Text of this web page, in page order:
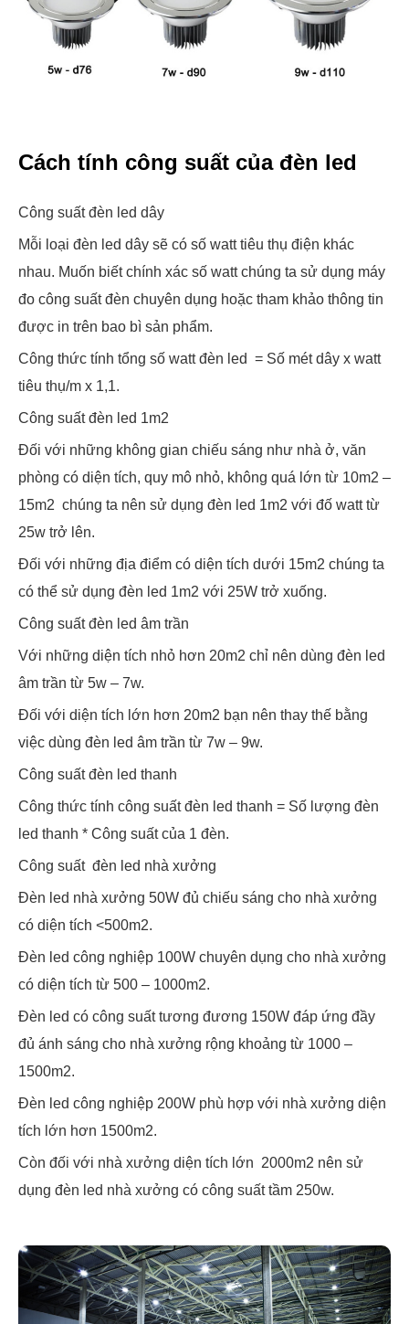
Cách tính công suất của đèn led
Công suất đèn led dây
Mỗi loại đèn led dây sẽ có số watt tiêu thụ điện khác
nhau. Muốn biết chính xác số watt chúng ta sử dụng máy
đo công suất đèn chuyên dụng hoặc tham khảo thông tin
được in trên bao bì sản phẩm.
Công thức tính tổng số watt đèn led = Số mét dây x watt
tiêu thụ/m x 1,1.
Công suất đèn led 1m2
Đối với những không gian chiếu sáng như nhà ở, văn
phòng có diện tích, quy mô nhỏ, không quá lớn từ 10m2 –
15m2 chúng ta nên sử dụng đèn led 1m2 với đố watt từ
25w trở lên.
Đối với những địa điểm có diện tích dưới 15m2 chúng ta
có thể sử dụng đèn led 1m2 với 25W trở xuống.
Công suất đèn led âm trần
Với những diện tích nhỏ hơn 20m2 chỉ nên dùng đèn led
âm trần từ 5w – 7w.
Đối với diện tích lớn hơn 20m2 bạn nên thay thế bằng
việc dùng đèn led âm trần từ 7w – 9w.
Công suất đèn led thanh
Công thức tính công suất đèn led thanh = Số lượng đèn
led thanh * Công suất của 1 đèn.
Công suất đèn led nhà xưởng
Đèn led nhà xưởng 50W đủ chiếu sáng cho nhà xưởng
có diện tích <500m2.
Đèn led công nghiệp 100W chuyên dụng cho nhà xưởng
có diện tích từ 500 – 1000m2.
Đèn led có công suất tương đương 150W đáp ứng đầy
đủ ánh sáng cho nhà xưởng rộng khoảng từ 1000 –
1500m2.
Đèn led công nghiệp 200W phù hợp với nhà xưởng diện
tích lớn hơn 1500m2.
Còn đối với nhà xưởng diện tích lớn 2000m2 nên sử
dụng đèn led nhà xưởng có công suất tầm 250w.